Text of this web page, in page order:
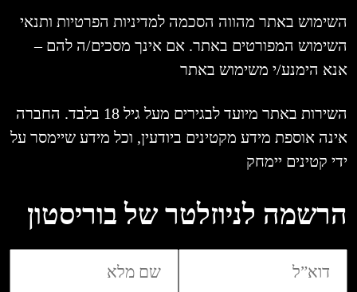
השימוש באתר מהווה הסכמה למדיניות הפרטיות ותנאי
השימוש המפורטים באתר. אם אינך מסכים/ה להם –
אנא הימנע/י משימוש באתר
השירות באתר מיועד לבגירים מעל גיל 18 בלבד. החברה
אינה אוספת מידע מקטינים ביודעין, וכל מידע שיימסר על
ידי קטינים יימחק
הרשמה לניוזלטר של בוריסטון